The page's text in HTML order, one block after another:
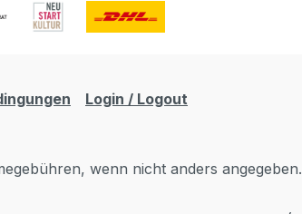
Login / Logout
wenn nicht anders angegeben.